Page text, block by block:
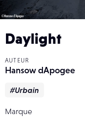
Daylight
AUTEUR
Hansow dApogee
#Urbain
Marque